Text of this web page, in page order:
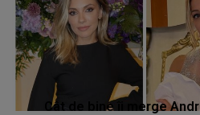
Cât de bine îi merge